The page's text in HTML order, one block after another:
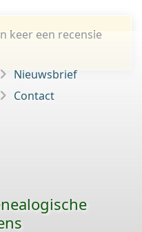
keer een recensie
Nieuwsbrief
Contact